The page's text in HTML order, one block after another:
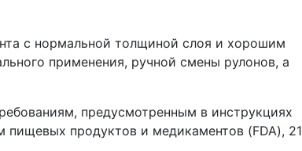
с нормальной толщиной слоя и хорошим
применения, ручной смены рулонов, а
предусмотренным в инструкциях
продуктов и медикаментов (FDA), 21